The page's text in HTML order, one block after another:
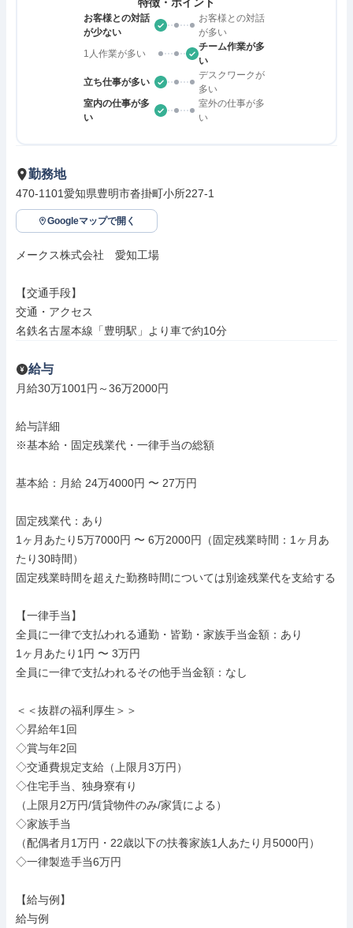
お客様との対話
が少ない
お客様との対話
が多い
1人作業が多い
チーム作業が多
い
立ち仕事が多い
デスクワークが
多い
室内の仕事が多
い
室外の仕事が多
い
勤務地
470-1101愛知県豊明市沓掛町小所227-1
Googleマップで開く
メークス株式会社　愛知工場
【交通手段】
交通・アクセス
名鉄名古屋本線「豊明駅」より車で約10分
給与
月給30万1001円～36万2000円
給与詳細
※基本給・固定残業代・一律手当の総額
基本給：月給 24万4000円 〜 27万円
固定残業代：あり
1ヶ月あたり5万7000円 〜 6万2000円（固定残業時間：1ヶ月あ
たり30時間）
固定残業時間を超えた勤務時間については別途残業代を支給する
【一律手当】
全員に一律で支払われる通勤・皆勤・家族手当金額：あり
1ヶ月あたり1円 〜 3万円
全員に一律で支払われるその他手当金額：なし
＜＜抜群の福利厚生＞＞
◇昇給年1回
◇賞与年2回
◇交通費規定支給（上限月3万円）
◇住宅手当、独身寮有り
（上限月2万円/賃貸物件のみ/家賃による）
◇家族手当
（配偶者月1万円・22歳以下の扶養家族1人あたり月5000円）
◇一律製造手当6万円
【給与例】
給与例